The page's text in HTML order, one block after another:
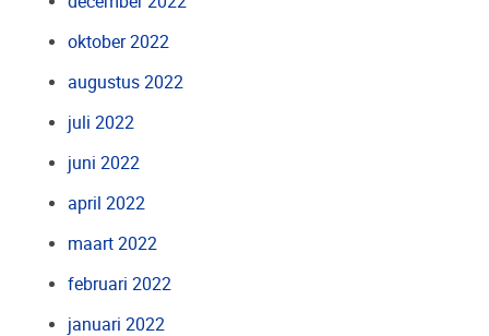
oktober 2022
augustus 2022
juli 2022
juni 2022
april 2022
maart 2022
februari 2022
januari 2022